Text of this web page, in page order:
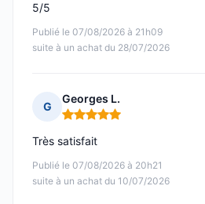
Publié le 07/08/2026 à 21h09
suite à un achat du 28/07/2026
5/5
G
Georges L.
Note : 5 sur 5
Publié le 07/08/2026 à 20h21
suite à un achat du 10/07/2026
Très satisfait